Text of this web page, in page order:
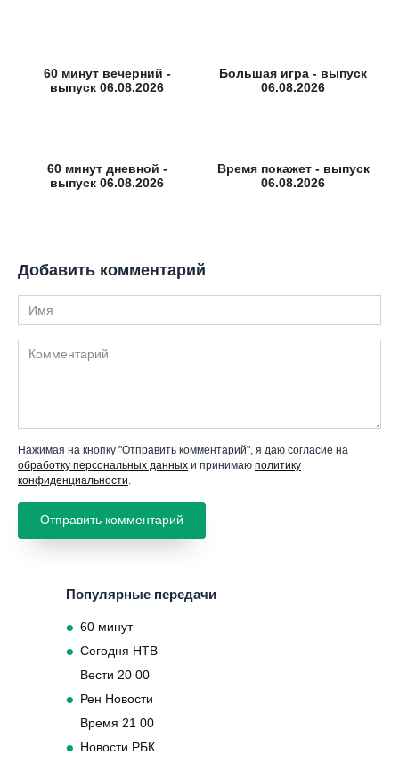
60 минут вечерний -
выпуск 06.08.2026
Большая игра - выпуск
06.08.2026
60 минут дневной -
выпуск 06.08.2026
Время покажет - выпуск
06.08.2026
Добавить комментарий
Имя
Комментарий
Нажимая на кнопку "Отправить комментарий", я даю согласие на
обработку персональных данных и принимаю политику
конфиденциальности
Популярные передачи
60 минут
Сегодня НТВ
Вести 20 00
Рен Новости
Время 21 00
Новости РБК